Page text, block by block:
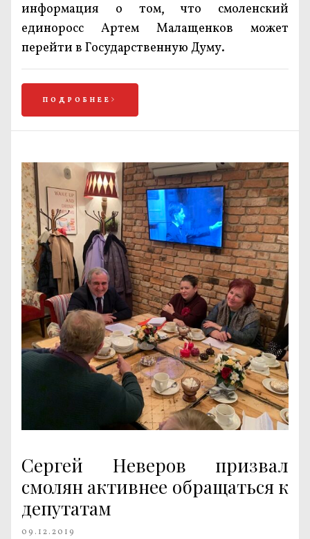
информация о том, что смоленский
единоросс Артем Малащенков может
перейти в Государственную Думу.
ПОДРОБНЕЕ
Сергей Неверов призвал
смолян активнее обращаться к
депутатам
09.12.2019